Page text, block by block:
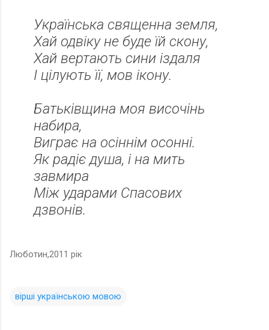
Українська священна земля,
Хай одвіку не буде їй скону,
Хай вертають сини іздаля
І цілують її, мов ікону.
Батьківщина моя височінь
набира,
Виграє на осіннім осонні.
Як радіє душа, і на мить
завмира
Між ударами Спасових
дзвонів.
Люботин,2011 рік
вірші українською мовою